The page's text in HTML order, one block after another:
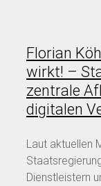
Florian
wirkt! –
zentrale
digitalen
Laut aktuellen
Dienstleistern